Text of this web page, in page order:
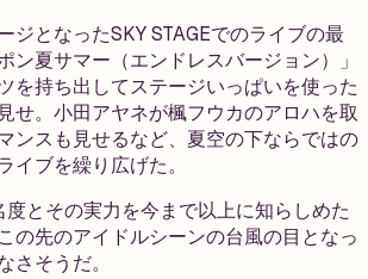
ジとなったSKY STAGEでのライブの最
ン夏サマー（エンドレスバージョン）」
を持ち出してステージいっぱいを使った
せ。小田アヤネが楓フウカのアロハを取
ンスも見せるなど、夏空の下ならではの
イブを繰り広げた。
とその実力を今まで以上に知らしめた
の先のアイドルシーンの台風の目となっ
さそうだ。